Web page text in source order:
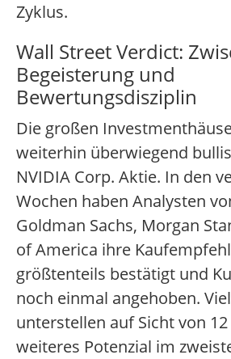
Zyklus.
Wall Street Verdict:
Begeisterung und
Bewertungsdisziplin
Die großen
weiterhin überwiegend
NVIDIA Corp. Aktie. In den
Wochen haben Analysten
Goldman Sachs, Morgan
of America ihre
größtenteils bestätigt und
noch einmal angehoben.
unterstellen auf Sicht von
weiteres Potenzial im